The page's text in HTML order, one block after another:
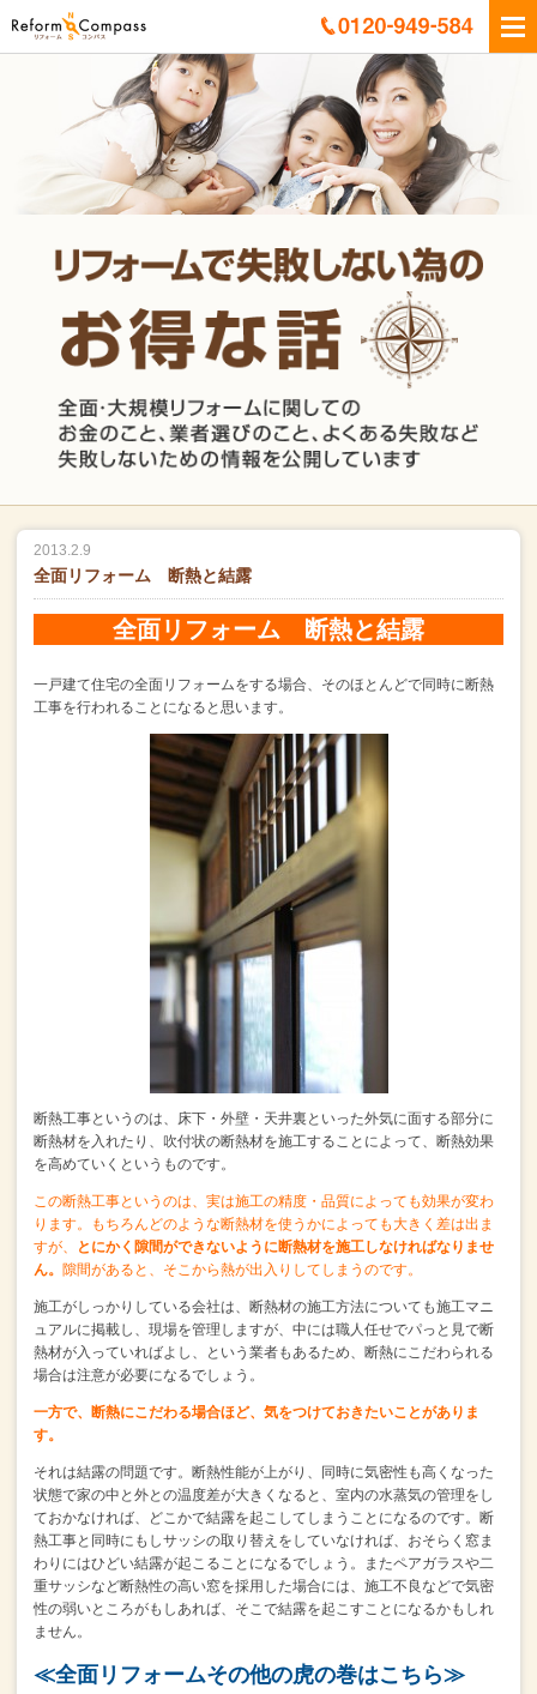
2013.2.9
全面リフォーム 断熱と結露
全面リフォーム 断熱と結露
一戸建て住宅の全面リフォームをする場合、 そのほとんどで同時に断熱
工事を行われることになると思います。
断熱工事というのは、 床下・外壁・天井裏といった外気に面する部分に
断熱材を入れたり、 吹付状の断熱材を施工することによって、断熱効果
を高めていくというものです。
この断熱工事というのは、実は施工の精度・品質によっても効果が変わ
ります。
もちろんどのような断熱材を使うかによっても大きく差は出ま
すが、
とにかく隙間ができないように断熱材を施工しなければなりませ
ん。 隙間があると、そこから熱が出入りしてしまうのです。
施工がしっかりしている会社は、 断熱材の施工方法についても施工マニ
ュアルに掲載し、現場を管理しますが、 中には職人任せでパっと見で断
熱材が入っていればよし、という業者もあるため、 断熱にこだわられる
場合は注意が必要になるでしょう。
一方で、断熱にこだわる場合ほど、気をつけておきたいことがありま
す。
それは結露の問題です。 断熱性能が上がり、同時に気密性も高くなった
状態で家の中と外との温度差が大きくなると、 室内の水蒸気の管理をし
ておかなければ、
どこかで結露を起こしてしまうことになるのです。 断
熱工事と同時にもしサッシの取り替えをしていなければ、 おそらく窓ま
わりにはひどい結露が起こることになるでしょう。
またペアガラスや二
重サッシなど断熱性の高い窓を採用した場合には、 施工不良などで気密
性の弱いところがもしあれば、 そこで結露を起こすことになるかもしれ
ません。
≪全面リフォームその他の虎の巻はこちら≫